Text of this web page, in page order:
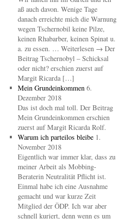
aß auch davon. Wenige Tage
danach erreichte mich die Warnung
wegen Tschernobil keine Pilze,
keinen Rhabarber, keinen Spinat u.
a. zu essen. … Weiterlesen → Der
Beitrag Tschernobyl – Schicksal
oder nicht? erschien zuerst auf
Margit Ricarda […]
Mein Grundeinkommen 6.
Dezember 2018
Das ist doch mal toll. Der Beitrag
Mein Grundeinkommen erschien
zuerst auf Margit Ricarda Rolf.
Warum ich parteilos bleibe 1.
November 2018
Eigentlich war immer klar, dass zu
meiner Arbeit als Mobbing-
Beraterin Neutralität Pflicht ist.
Einmal habe ich eine Ausnahme
gemacht und war kurze Zeit
Mitglied der ÖDP. Ich war aber
schnell kuriert, denn wenn es um